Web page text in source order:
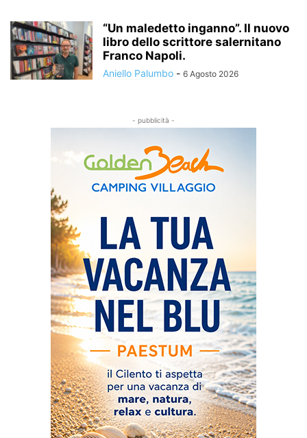
“Un maledetto inganno”. Il nuovo
libro dello scrittore salernitano
Franco Napoli.
Aniello Palumbo - 6 Agosto 2026
- pubblicità -